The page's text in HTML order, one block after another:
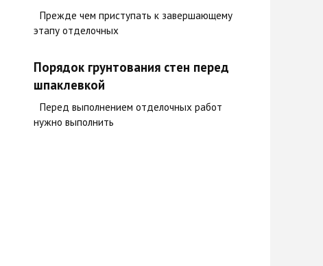
Прежде чем приступать к завершающему
этапу отделочных
Порядок грунтования стен перед
шпаклевкой
Перед выполнением отделочных работ
нужно выполнить